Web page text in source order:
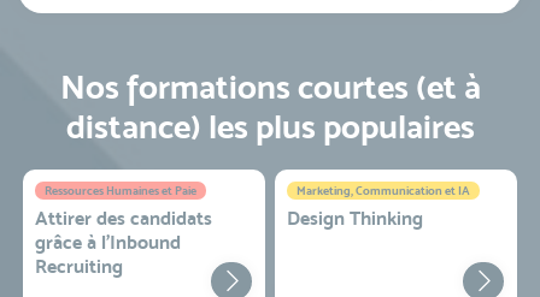
Nos formations courtes (et à
distance) les plus populaires
Ressources Humaines et Paie
Attirer des candidats
grâce à l’Inbound
Recruiting
Marketing, Communication et IA
Design Thinking